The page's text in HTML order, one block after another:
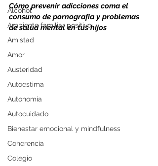
Alcohol
Ambiente familiar positivo
Amistad
Amor
Austeridad
Autoestima
Autonomía
Autocuidado
Bienestar emocional y mindfulness
Coherencia
Colegio
Cómo prevenir adicciones coma el
consumo de pornografía y problemas
de salud mental en tus hijos